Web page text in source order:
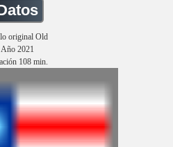
original Old
Año 2021
108 min.